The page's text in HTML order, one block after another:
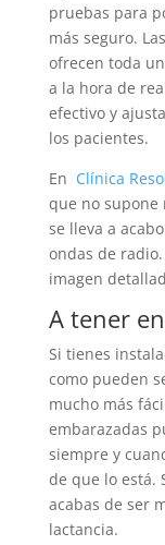
pruebas para
más seguro.
ofrecen toda
a la hora de
efectivo y
los pacientes.
En Clínica
que no supone
se lleva a
ondas de
imagen
A tener
Si tienes
como pueden
mucho más
embarazadas
siempre y
de que lo está.
acabas de ser
lactancia.